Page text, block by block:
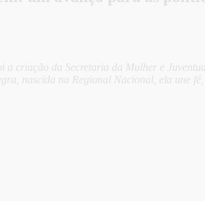
criação da Secretaria da Mulher e
nascida na Regional Nacional, ela une fé,